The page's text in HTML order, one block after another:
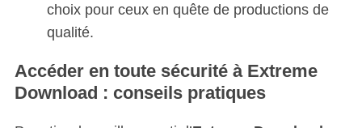
choix pour ceux en quête de productions de
qualité.
Accéder en toute sécurité à Extreme
Download : conseils pratiques